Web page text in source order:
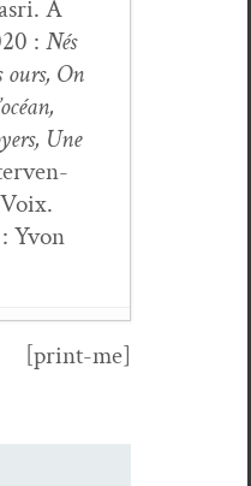
À
: Nés
ours, On
Une
Yvon
Alyn,
[print-me]